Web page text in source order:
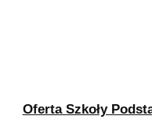
Oferta Szkoły